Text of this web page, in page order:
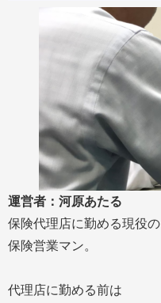
運営者：河原あたる
保険代理店に勤める現役の
保険営業マン。
代理店に勤める前は